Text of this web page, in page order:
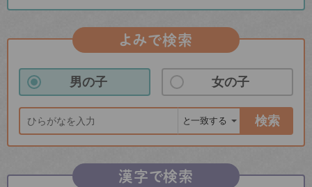
よみで検索
男の子 女の子
検索
漢字で検索